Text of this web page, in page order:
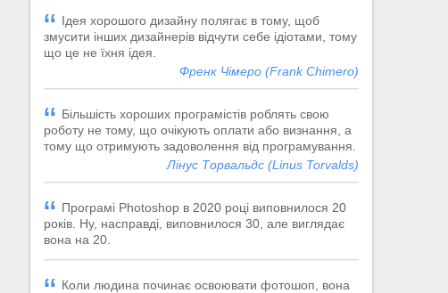
Ідея хорошого дизайну полягає в тому, щоб
змусити інших дизайнерів відчути себе ідіотами, тому
що це не їхня ідея.
Френк Чімеро (Frank Chimero)
Більшість хороших програмістів роблять свою
роботу не тому, що очікують оплати або визнання, а
тому що отримують задоволення від програмування.
Лінус Торвальдс (Linus Torvalds)
Програмі Photoshop в 2020 році виповнилося 20
років. Ну, насправді, виповнилося 30, але виглядає
вона на 20.
Коли людина починає освоювати фотошоп, вона